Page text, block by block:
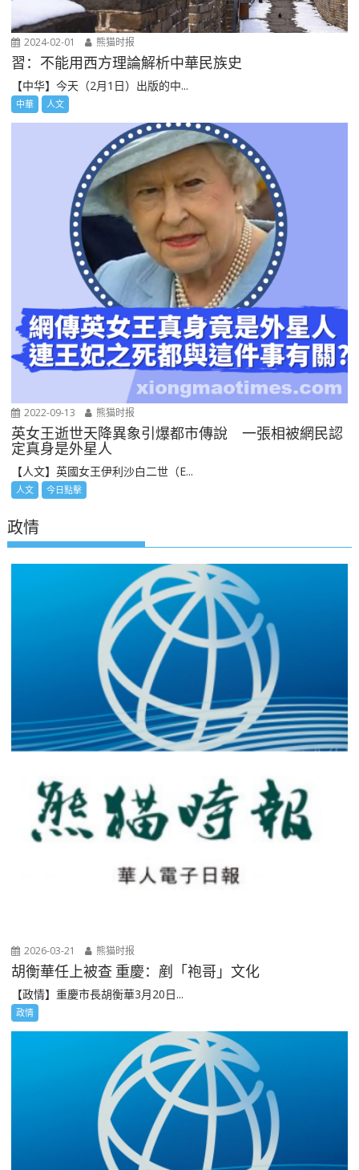
2024-02-01 熊猫时报
習：不能用西方理論解析中華民族史
【中华】今天（2月1日）出版的中...
中華 人文
2022-09-13 熊猫时报
英女王逝世天降異象引爆都市傳說 一張相被網民認
定真身是外星人
【人文】英國女王伊利沙白二世（E...
人文 今日點擊
政情
2026-03-21 熊猫时报
胡衡華任上被查 重慶：剷「袍哥」文化
【政情】重慶市長胡衡華3月20日...
政情